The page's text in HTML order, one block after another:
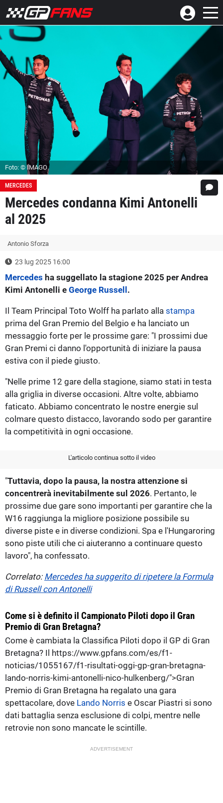
Foto: © IMAGO
MERCEDES
Mercedes condanna Kimi Antonelli
al 2025
Antonio Sforza
23 lug 2025 16:00
Mercedes ha suggellato la stagione 2025 per Andrea
Kimi Antonelli e George Russell.
Il Team Principal Toto Wolff ha parlato alla stampa
prima del Gran Premio del Belgio e ha lanciato un
messaggio forte per le prossime gare: "I prossimi due
Gran Premi ci danno l'opportunità di iniziare la pausa
estiva con il piede giusto.
"Nelle prime 12 gare della stagione, siamo stati in testa
alla griglia in diverse occasioni. Altre volte, abbiamo
faticato. Abbiamo concentrato le nostre energie sul
colmare questo distacco, lavorando sodo per garantire
la competitività in ogni occasione.
L'articolo continua sotto il video
"Tuttavia, dopo la pausa, la nostra attenzione si
concentrerà inevitabilmente sul 2026. Pertanto, le
prossime due gare sono importanti per garantire che la
W16 raggiunga la migliore posizione possibile su
diverse piste e in diverse condizioni. Spa e l'Hungaroring
sono piste utili che ci aiuteranno a continuare questo
lavoro", ha confessato.
Correlato: Mercedes ha suggerito di ripetere la Formula
di Russell con Antonelli
Come si è definito il Campionato Piloti dopo il Gran
Premio di Gran Bretagna?
Come è cambiata la Classifica Piloti dopo il GP di Gran
Bretagna? Il https://www.gpfans.com/es/f1-
noticias/1055167/f1-risultati-oggi-gp-gran-bretagna-
lando-norris-kimi-antonelli-nico-hulkenberg/">Gran
Premio di Gran Bretagna ha regalato una gara
spettacolare, dove Lando Norris e Oscar Piastri si sono
dati battaglia senza esclusione di colpi, mentre nelle
retrovie non sono mancate le scintille.
ADVERTISEMENT